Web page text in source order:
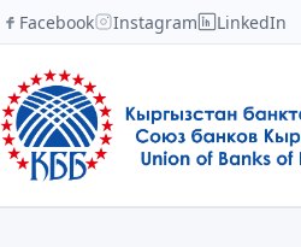
Facebook Instagram LinkedIn